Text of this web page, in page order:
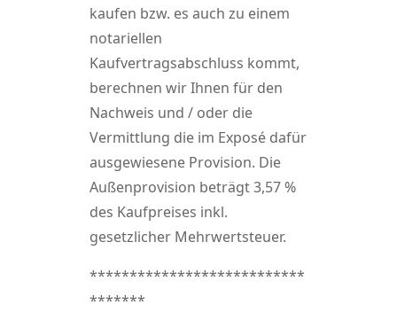
kaufen bzw. es auch zu einem
notariellen
Kaufvertragsabschluss kommt,
berechnen wir Ihnen für den
Nachweis und / oder die
Vermittlung die im Exposé dafür
ausgewiesene Provision. Die
Außenprovision beträgt 3,57 %
des Kaufpreises inkl.
gesetzlicher Mehrwertsteuer.
***************************
*******